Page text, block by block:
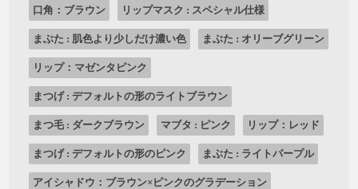
口角：ブラウン リップマスク : スペシャル仕様
まぶた : 肌色より少しだけ濃い色 まぶた : オリーブグリーン
リップ：マゼンタピンク
まつげ : デフォルトの形のライトブラウン
まつ毛 : ダークブラウン マブタ : ピンク リップ：レッド
まつげ : デフォルトの形のピンク まぶた : ライトパープル
アイシャドウ：ブラウン×ピンクのグラデーション